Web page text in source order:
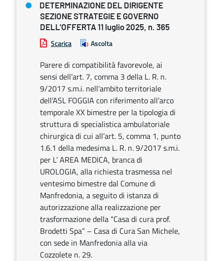
DETERMINAZIONE DEL DIRIGENTE
SEZIONE STRATEGIE E GOVERNO
DELL’OFFERTA 11 luglio 2025, n. 365
Scarica Ascolta
Parere di compatibilità favorevole, ai
sensi dell’art. 7, comma 3 della L. R. n.
9/2017 s.m.i. nell’ambito territoriale
dell’ASL FOGGIA con riferimento all’arco
temporale XX bimestre per la tipologia di
struttura di specialistica ambulatoriale
chirurgica di cui all’art. 5, comma 1, punto
1.6.1 della medesima L. R. n. 9/2017 s.m.i.
per L’ AREA MEDICA, branca di
UROLOGIA, alla richiesta trasmessa nel
ventesimo bimestre dal Comune di
Manfredonia, a seguito di istanza di
autorizzazione alla realizzazione per
trasformazione della “Casa di cura prof.
Brodetti Spa” – Casa di Cura San Michele,
con sede in Manfredonia alla via
Cozzolete n. 29.